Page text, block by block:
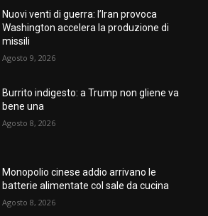
Nuovi venti di guerra: l’Iran provoca
Washington accelera la produzione di
missili
Agosto 9, 2026
Burrito indigesto: a Trump non gliene va
bene una
Agosto 8, 2026
Monopolio cinese addio arrivano le
batterie alimentate col sale da cucina
Agosto 8, 2026